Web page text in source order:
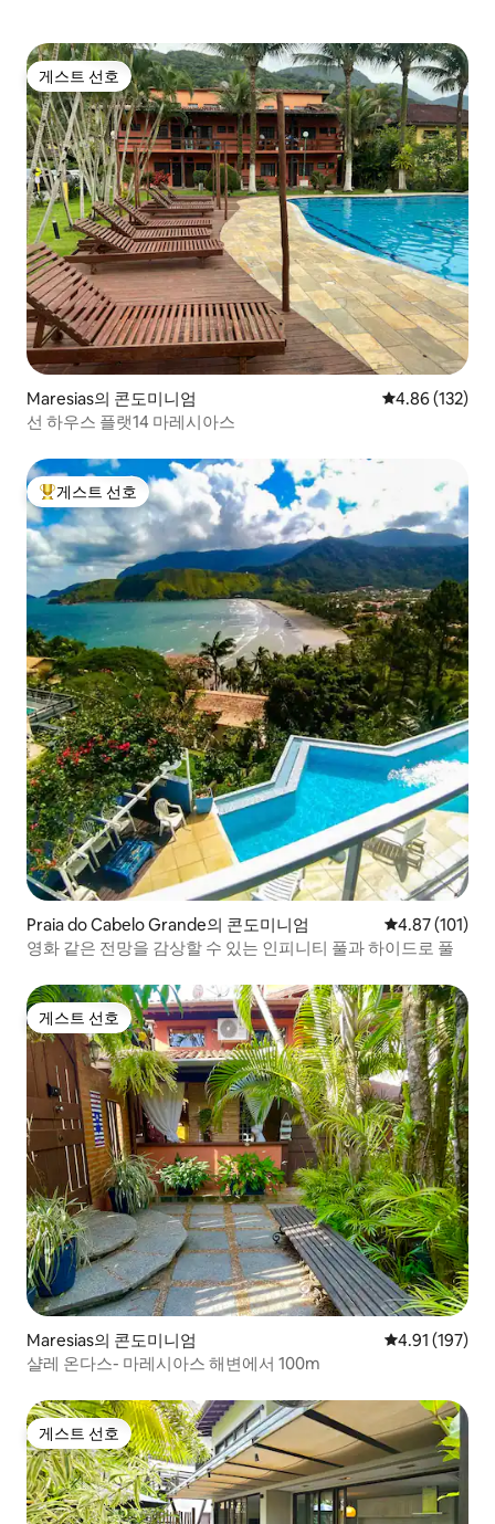
게스트 선호
게스트 선호
Maresias의 콘도미니엄 평점 4.86점(5
4.86 (132)
선 하우스 플랫14 마레시아스
상위 게스트 선호
게스트 선호
Praia do Cabelo Grande의 콘도미니엄 평점 4.87점(5
4.87 (101)
영화 같은 전망을 감상할 수 있는 인피니티 풀과 하이드로 풀
게스트 선호
게스트 선호
Maresias의 콘도미니엄 평점 4.91점(5
4.91 (197)
샬레 온다스- 마레시아스 해변에서 100m
게스트 선호
게스트 선호